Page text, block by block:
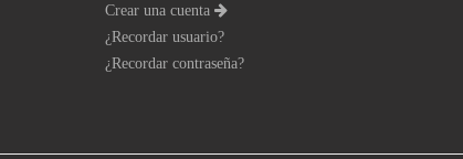
Crear una cuenta
¿Recordar usuario?
¿Recordar contraseña?